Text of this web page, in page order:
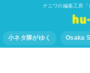
ナニワの編集工房
小ネタ隊がゆく Osaka